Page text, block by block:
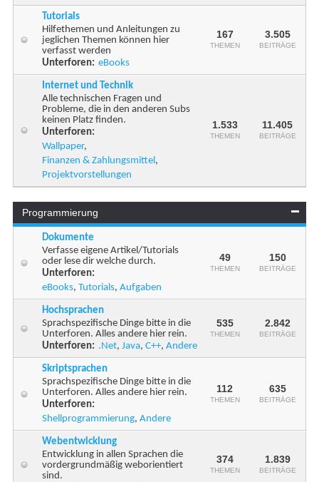
Tutorials
Hilfethemen und Anleitungen zu
jeglichen Themen können hier
verfasst werden
Unterforen: eBooks
167
THEMEN
3.505
BEITRÄGE
Internet und Technik
Alle technischen Fragen und
Probleme, die in den anderen Subs
keinen Platz finden.
Unterforen:
Wallpaper,
Finanzen & Zahlungsmittel,
Projektvorstellungen
1.533
THEMEN
11.405
BEITRÄGE
Programmierung
Dokumente
Verfasse eigene Artikel/Tutorials
oder lese dir welche durch.
Unterforen:
eBooks, Tutorials, Aufgaben
49
THEMEN
150
BEITRÄGE
Hochsprachen
Sprachspezifische Dinge bitte in die
Unterforen. Alles andere hier rein.
Unterforen: .Net, Java, C++, Andere
535
THEMEN
2.842
BEITRÄGE
Skriptsprachen
Sprachspezifische Dinge bitte in die
Unterforen. Alles andere hier rein.
Unterforen:
Shellprogrammierung, Andere
112
THEMEN
635
BEITRÄGE
Webentwicklung
Entwicklung in allen Sprachen die
vordergrundmäßig weborientiert
sind.
374
THEMEN
1.839
BEITRÄGE